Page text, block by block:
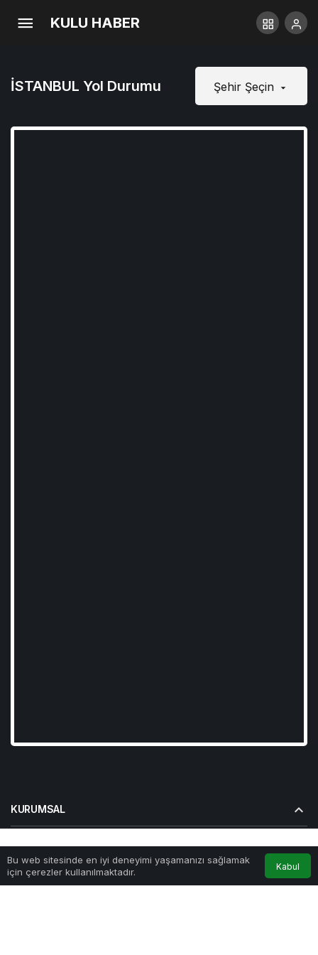
KULU HABER
İSTANBUL Yol Durumu Şehir Şeçin
Bu web sitesinde en iyi deneyimi yaşamanızı sağlamak
için çerezler kullanılmaktadır.
Kabul
KURUMSAL
POPÜLER SAYFALAR
Anasayfa Akış Hesabım